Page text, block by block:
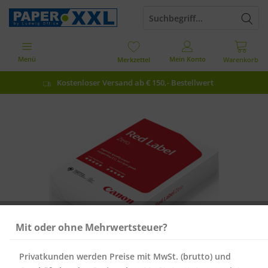
Kostenloser Versand ab € 150,- Bestellwert
Warenkorb
Merkzettel Mein Konto
Menü
Mit oder ohne Mehrwertsteuer?
Privatkunden werden Preise mit MwSt. (brutto) und